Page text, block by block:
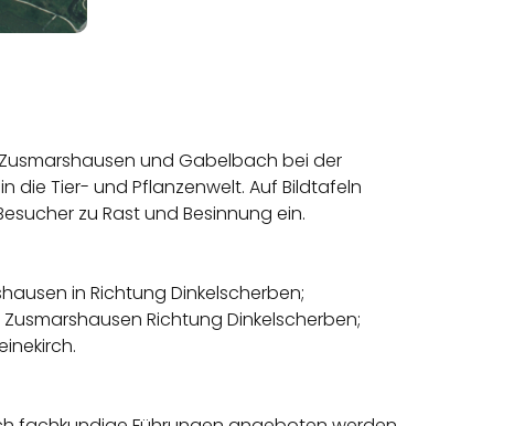
und Gabelbach bei der
die Tier- und Pflanzenwelt. Auf Bildtafeln
zu Rast und Besinnung ein.
in Richtung Dinkelscherben;
Richtung Dinkelscherben;